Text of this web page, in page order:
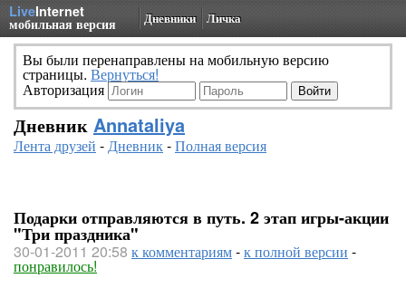
LiveInternet
мобильная версия Дневники Личка
Вы были перенаправлены на мобильную версию
страницы. Вернуться!
Авторизация
Дневник Annataliya
Лента друзей -Дневник-Полная версия
Подарки отправляются в путь. 2 этап игры-акции
"Три праздника"
30-01-2011 20:58 к комментариям-к полной версии -
понравилось!